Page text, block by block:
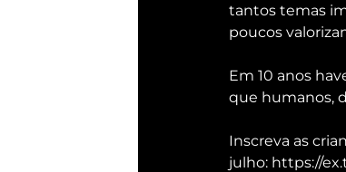
tantos temas
poucos
Em 10 anos
que humanos,
Inscreva as
julho: https://